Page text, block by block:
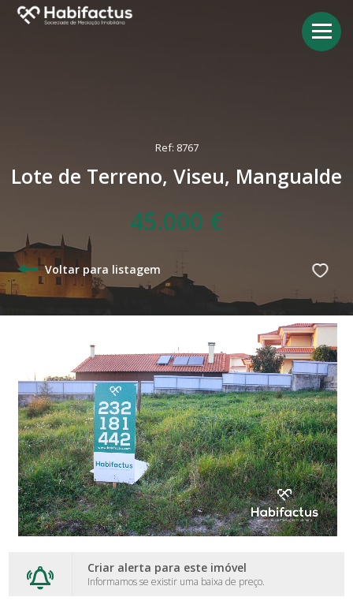
Ref: 8767
Lote de Terreno, Viseu, Mangualde
45.000 €
Voltar para listagem
Criar alerta para este imóvel
Informamos se existir uma baixa de preço.